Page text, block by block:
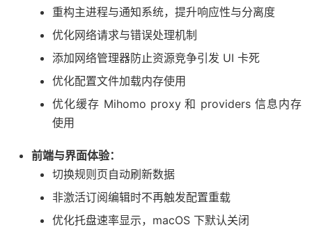
重构主进程与通知系统，提升响应性与分离度
优化网络请求与错误处理机制
添加网络管理器防止资源竞争引发 UI 卡死
优化配置文件加载内存使用
优化缓存 Mihomo proxy 和 providers 信息内存
使用
前端与界面体验：
切换规则页自动刷新数据
非激活订阅编辑时不再触发配置重载
优化托盘速率显示，macOS 下默认关闭